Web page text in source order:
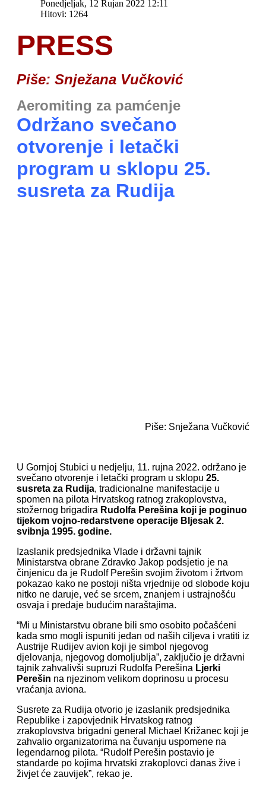
Ponedjeljak, 12 Rujan 2022 12:11
Hitovi: 1264
PRESS
Piše: Snježana Vučković
Aeromiting za pamćenje
Održano svečano
otvorenje i letački
program u sklopu 25.
susreta za Rudija
Piše: Snježana Vučković
U Gornjoj Stubici u nedjelju, 11. rujna 2022. održano je
svečano otvorenje i letački program u sklopu 25.
susreta za Rudija, tradicionalne manifestacije u
spomen na pilota Hrvatskog ratnog zrakoplovstva,
stožernog brigadira Rudolfa Perešina koji je poginuo
tijekom vojno-redarstvene operacije Bljesak 2.
svibnja 1995. godine.
Izaslanik predsjednika Vlade i državni tajnik
Ministarstva obrane Zdravko Jakop podsjetio je na
činjenicu da je Rudolf Perešin svojim životom i žrtvom
pokazao kako ne postoji ništa vrjednije od slobode koju
nitko ne daruje, već se srcem, znanjem i ustrajnošću
osvaja i predaje budućim naraštajima.
“Mi u Ministarstvu obrane bili smo osobito počašćeni
kada smo mogli ispuniti jedan od naših ciljeva i vratiti iz
Austrije Rudijev avion koji je simbol njegovog
djelovanja, njegovog domoljublja”, zaključio je državni
tajnik zahvalivši supruzi Rudolfa Perešina Ljerki
Perešin na njezinom velikom doprinosu u procesu
vraćanja aviona.
Susrete za Rudija otvorio je izaslanik predsjednika
Republike i zapovjednik Hrvatskog ratnog
zrakoplovstva brigadni general Michael Križanec koji je
zahvalio organizatorima na čuvanju uspomene na
legendarnog pilota. “Rudolf Perešin postavio je
standarde po kojima hrvatski zrakoplovci danas žive i
živjet će zauvijek”, rekao je.